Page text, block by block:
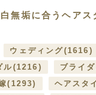
無垢に合うヘアス
ウェディング(1616)
ル(1216) ブライ
(1293) ヘアスタ